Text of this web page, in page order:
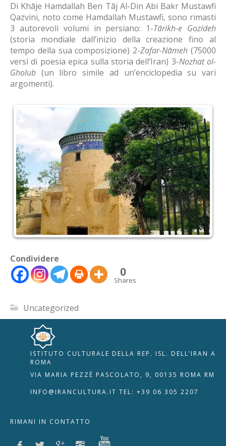
Di Khāje Hamdallah Ben Tāj Al-Din Abi Bakr Mustawfi
Qazvini, noto come Hamdallah Mustawfi, sono rimasti
3 autorevoli volumi in persiano: 1-Tārikh-e Gozideh
(storia mondiale dall’inizio della creazione fino al
tempo della sua composizione) 2-Zafar-Nāmeh (75000
versi di poesia epica sulla storia dell’Iran) 3-Nozhat ol-
Gholub (un libro simile ad un’enciclopedia su vari
argomenti).
Condividere
0
Shares
Uncategorized
ISTITUTO CULTURALE DELLA REP. ISL. DELL’IRAN A
ROMA
VIA MARIA PEZZÈ PASCOLATO, 9, 00135 ROMA RM
INFO@IRANCULTURA.IT TEL: +39 06 305 2207
RIMANI IN CONTATTO
RIPRISTINA 🇮🇹 🇬🇧
Disattiva Immagini